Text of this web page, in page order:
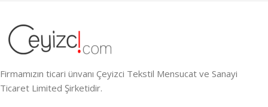
Firmamızın ticari ünvanı Çeyizci Tekstil Mensucat ve Sanayi
Ticaret Limited Şirketidir.